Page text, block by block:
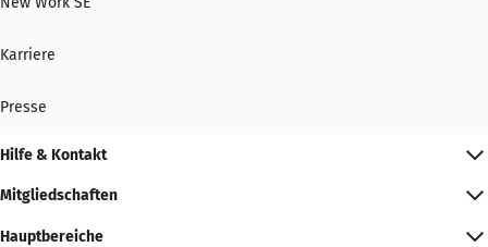
Karriere
Presse
Hilfe & Kontakt
Mitgliedschaften
Hauptbereiche